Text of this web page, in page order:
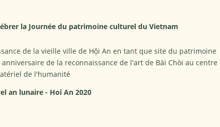
la Journée du patrimoine culturel du Vietnam
de la vieille ville de Hội An en tant que site du patrimoine
de la reconnaissance de l'art de Bài Chòi au centre
de l'humanité
an lunaire - Hoi An 2020